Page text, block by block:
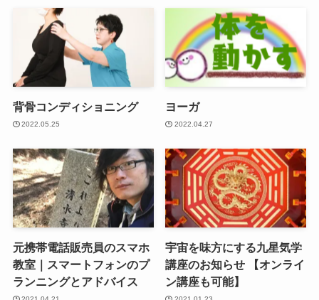
背骨コンディショニング
2022.05.25
ヨーガ
2022.04.27
元携帯電話販売員のスマホ
教室｜スマートフォンのプ
ランニングとアドバイス
宇宙を味方にする九星気学
講座のお知らせ 【オンライ
ン講座も可能】